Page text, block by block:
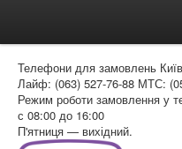
Доставка и оплата
Как заказать
Контакти
Телефони для замовлень
Лайф: (063) 527-76-88 МТС:
Режим роботи замовлення у
с 08:00 до 16:00
П'ятниця — вихідний.